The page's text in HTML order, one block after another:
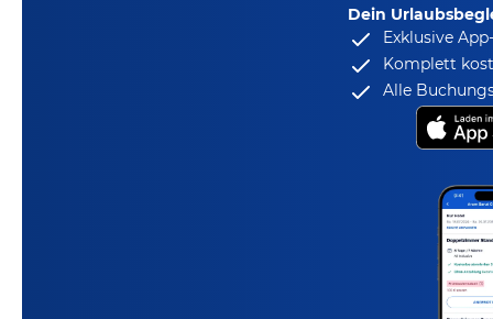
Dein
Exklusive
Komplett
Alle